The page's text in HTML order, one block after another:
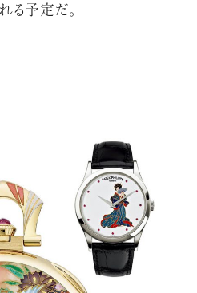
る予定だ。